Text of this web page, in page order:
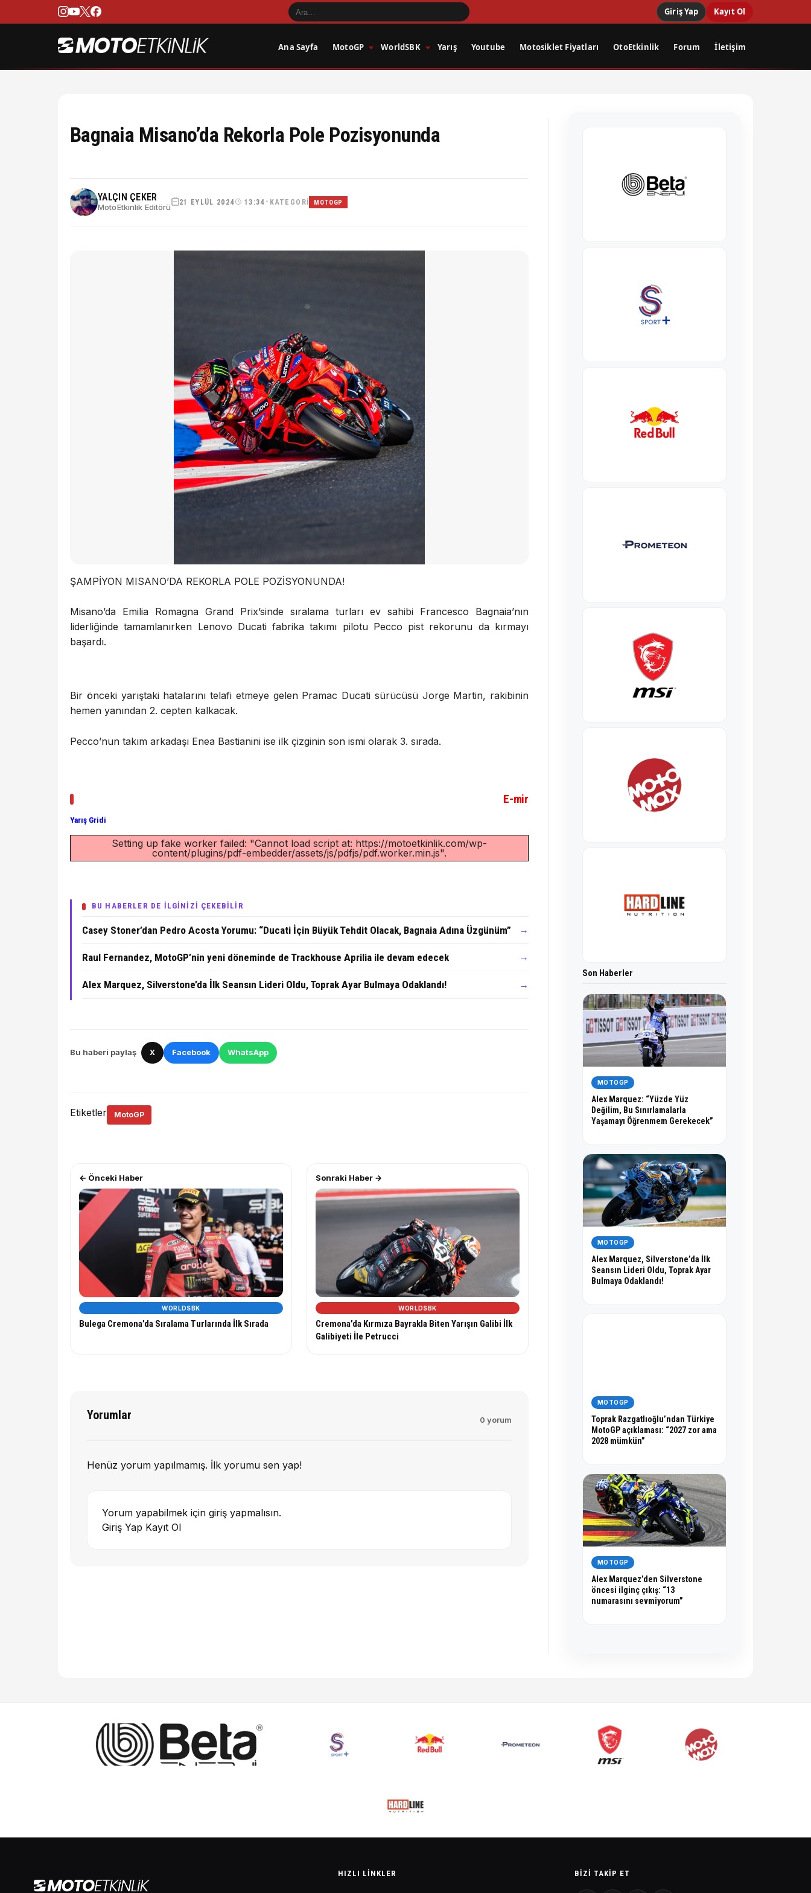
Giriş Yap Kayıt Ol
Ana Sayfa MotoGP WorldSBK Yarış Youtube Motosiklet Fiyatları OtoEtkinlik Forum İletişim
Bagnaia Misano’da Rekorla Pole Pozisyonunda
YALÇIN ÇEKER
MotoEtkinlik Editörü
21 EYLÜL 2024 13:34 • KATEGORI MOTOGP
ŞAMPİYON MISANO’DA REKORLA POLE POZİSYONUNDA!
Misano’da Emilia Romagna Grand Prix’sinde sıralama turları ev sahibi Francesco Bagnaia’nın
liderliğinde tamamlanırken Lenovo Ducati fabrika takımı pilotu Pecco pist rekorunu da kırmayı
başardı.
Bir önceki yarıştaki hatalarını telafi etmeye gelen Pramac Ducati sürücüsü Jorge Martin, rakibinin
hemen yanından 2. cepten kalkacak.
Pecco’nun takım arkadaşı Enea Bastianini ise ilk çizginin son ismi olarak 3. sırada.
E-mir
Yarış Gridi
Setting up fake worker failed: "Cannot load script at: https://motoetkinlik.com/wp-
content/plugins/pdf-embedder/assets/js/pdfjs/pdf.worker.min.js".
BU HABERLER DE İLGİNİZİ ÇEKEBİLİR
Casey Stoner’dan Pedro Acosta Yorumu: “Ducati İçin Büyük Tehdit Olacak, Bagnaia Adına Üzgünüm” →
Raul Fernandez, MotoGP’nin yeni döneminde de Trackhouse Aprilia ile devam edecek →
Alex Marquez, Silverstone’da İlk Seansın Lideri Oldu, Toprak Ayar Bulmaya Odaklandı! →
Bu haberi paylaş X Facebook WhatsApp
Etiketler MotoGP
← Önceki Haber
WORLDSBK
Bulega Cremona’da Sıralama Turlarında İlk Sırada
Sonraki Haber →
WORLDSBK
Cremona’da Kırmıza Bayrakla Biten Yarışın Galibi İlk
Galibiyeti İle Petrucci
Yorumlar 0 yorum
Henüz yorum yapılmamış. İlk yorumu sen yap!
Yorum yapabilmek için giriş yapmalısın.
Giriş Yap Kayıt Ol
Son Haberler
MOTOGP
Alex Marquez: “Yüzde Yüz
Değilim, Bu Sınırlamalarla
Yaşamayı Öğrenmem Gerekecek”
MOTOGP
Alex Marquez, Silverstone’da İlk
Seansın Lideri Oldu, Toprak Ayar
Bulmaya Odaklandı!
MOTOGP
Toprak Razgatlıoğlu’ndan Türkiye
MotoGP açıklaması: “2027 zor ama
2028 mümkün”
MOTOGP
Alex Marquez’den Silverstone
öncesi ilginç çıkış: “13
numarasını sevmiyorum”
HIZLI LINKLER BIZI TAKIP ET